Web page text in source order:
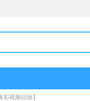
视频回放】